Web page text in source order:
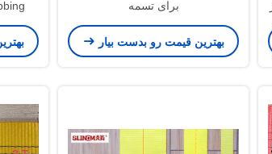
برای تسمه
بهترین قیمت رو بدست بیار